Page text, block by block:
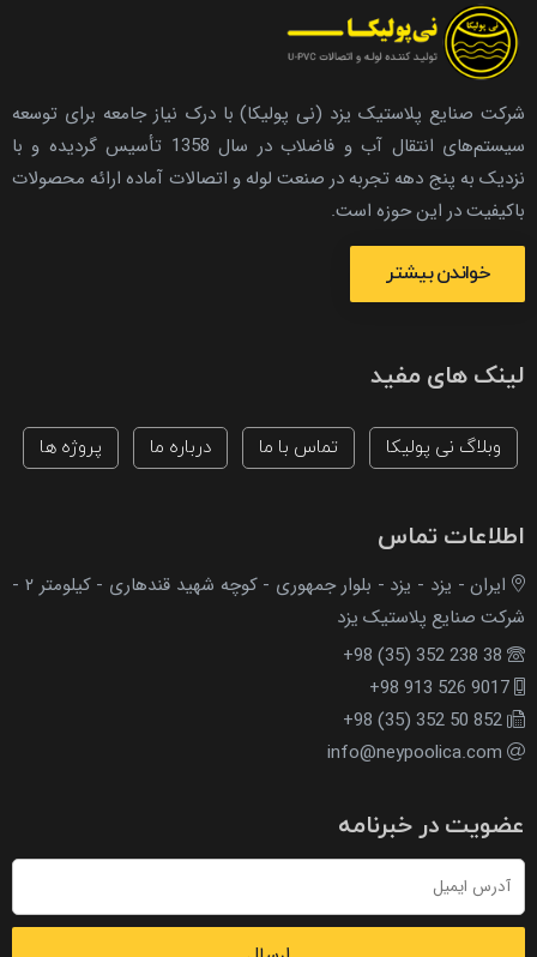
شرکت صنایع پلاستیک یزد (نی پولیکا) با درک نیاز جامعه برای توسعه
سیستم‌های انتقال آب و فاضلاب در سال 1358 تأسیس گردیده و با
نزدیک به پنج دهه تجربه در صنعت لوله و اتصالات آماده ارائه محصولات
باکیفیت در این حوزه است.
خواندن بیشتر
لینک های مفید
وبلاگ نی پولیکا تماس با ما درباره ما پروژه ها
اطلاعات تماس
ایران - یزد - یزد - بلوار جمهوری - کوچه شهید قندهاری - کیلومتر ۲ -
شرکت صنایع پلاستیک یزد
+98 (35) 352 238 38
+98 913 526 9017
+98 (35) 352 50 852
info@neypoolica.com
عضویت در خبرنامه